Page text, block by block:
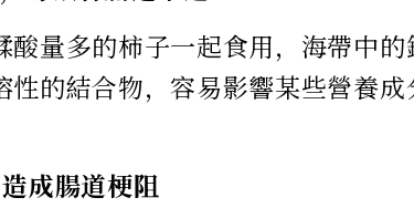
酸量多的柿子一起食用，海帶中
性的結合物，容易影響某些營養
成腸道梗阻